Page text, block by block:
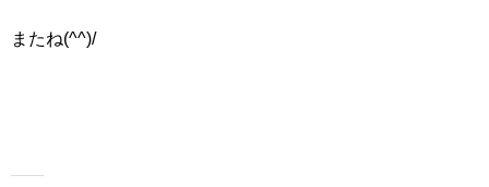
またね(^^)/